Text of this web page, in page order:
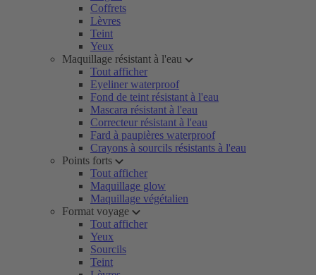
Coffrets
Lèvres
Teint
Yeux
Maquillage résistant à l'eau
Tout afficher
Eyeliner waterproof
Fond de teint résistant à l'eau
Mascara résistant à l'eau
Correcteur résistant à l'eau
Fard à paupières waterproof
Crayons à sourcils résistants à l'eau
Points forts
Tout afficher
Maquillage glow
Maquillage végétalien
Format voyage
Tout afficher
Yeux
Sourcils
Teint